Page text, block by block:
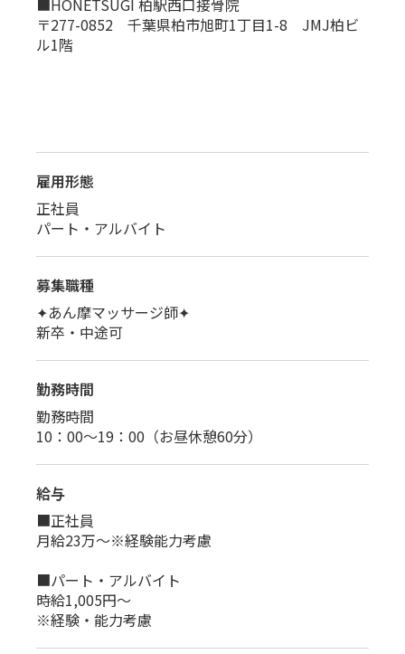
■HONETSUGI 柏駅西口接骨院
〒277-0852 千葉県柏市旭町1丁目1-8 JMJ柏ビ
ル1階
雇用形態
正社員
パート・アルバイト
募集職種
✦あん摩マッサージ師✦
新卒・中途可
勤務時間
勤務時間
10：00～19：00（お昼休憩60分）
給与
■正社員
月給23万～※経験能力考慮
■パート・アルバイト
時給1,005円～
※経験・能力考慮